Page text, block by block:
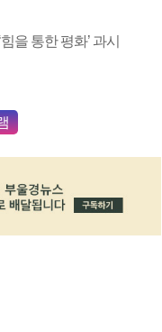
을 통한 평화’ 과시